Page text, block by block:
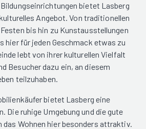
bietet Lasberg
Angebot. Von traditionellen
bis hin zu Kunstausstellungen
hier für jeden Geschmack etwas zu
lebt von ihrer kulturellen Vielfalt
Besucher dazu ein, an diesem
teilzuhaben.
bietet Lasberg eine
Die ruhige Umgebung und die gute
Wohnen hier besonders attraktiv.